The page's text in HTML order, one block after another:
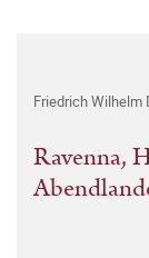
Friedrich Wilhelm
Ravenna,